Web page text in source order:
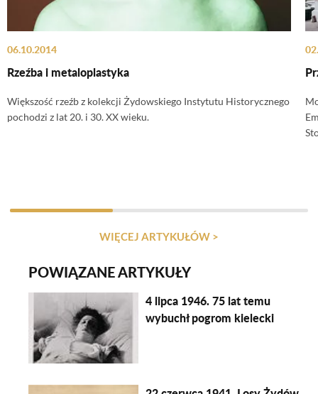
06.10.2014
Rzeźba i metaloplastyka
Większość rzeźb z kolekcji Żydowskiego Instytutu Historycznego
pochodzi z lat 20. i 30. XX wieku.
WIĘCEJ ARTYKUŁÓW >
POWIĄZANE ARTYKUŁY
4 lipca 1946. 75 lat temu
wybuchł pogrom kielecki